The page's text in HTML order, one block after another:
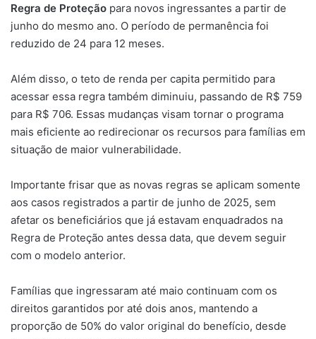
Regra de Proteção para novos ingressantes a partir de
junho do mesmo ano. O período de permanência foi
reduzido de 24 para 12 meses.
Além disso, o teto de renda per capita permitido para
acessar essa regra também diminuiu, passando de R$ 759
para R$ 706. Essas mudanças visam tornar o programa
mais eficiente ao redirecionar os recursos para famílias em
situação de maior vulnerabilidade.
Importante frisar que as novas regras se aplicam somente
aos casos registrados a partir de junho de 2025, sem
afetar os beneficiários que já estavam enquadrados na
Regra de Proteção antes dessa data, que devem seguir
com o modelo anterior.
Famílias que ingressaram até maio continuam com os
direitos garantidos por até dois anos, mantendo a
proporção de 50% do valor original do benefício, desde